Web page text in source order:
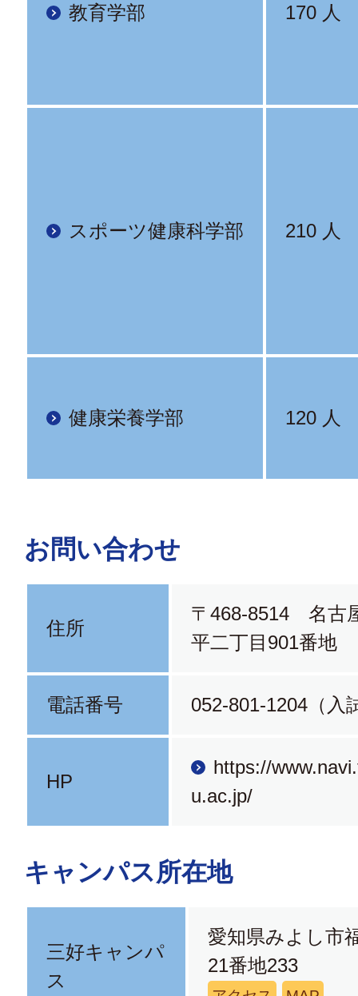
教育学部 170 人
スポーツ健康科学部 210 人
健康栄養学部 120 人
お問い合わせ
住所
〒468-8514 名古
平二丁目901番地
電話番号 052-801-1204（入
HP
https://
u.ac.jp/
キャンパス所在地
三好キャンパ
ス
愛知県みよし市
21番地233